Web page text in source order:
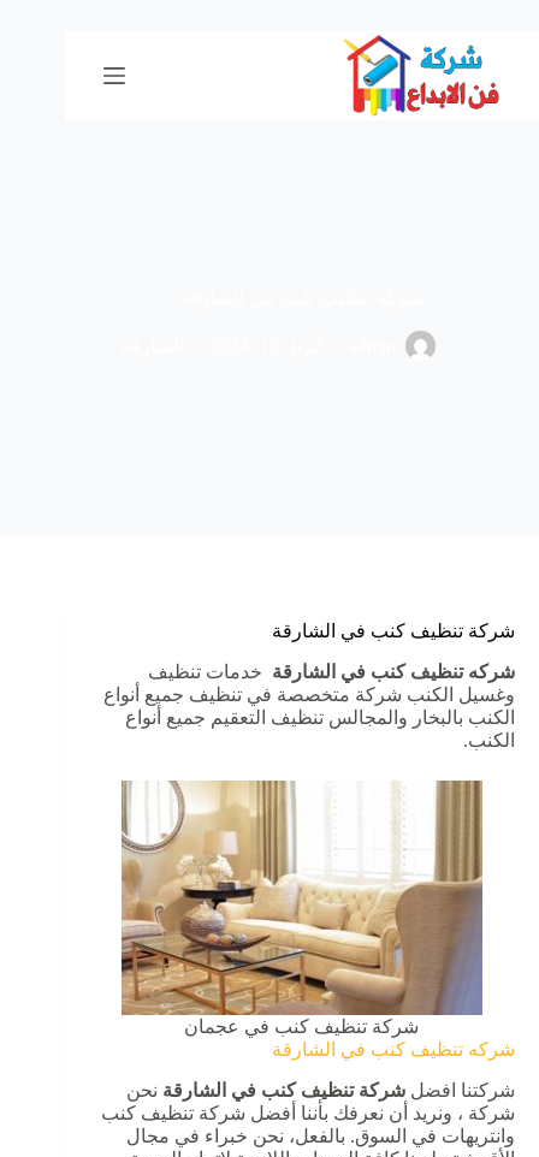
المحتوى
شركة تنظيف كنب في الشارقة
شركه تنظيف كنب في الشارقة خدمات تنظيف
وغسيل الكنب شركة متخصصة في تنظيف جميع أنواع
الكنب بالبخار والمجالس تنظيف التعقيم جميع أنواع
الكنب.
شركة تنظيف كنب في عجمان
شركه تنظيف كنب في الشارقة
شركتنا افضل شركة تنظيف كنب في الشارقة نحن
شركة ، ونريد أن نعرفك بأننا أفضل شركة تنظيف كنب
وانتريهات في السوق. بالفعل، نحن خبراء في مجال